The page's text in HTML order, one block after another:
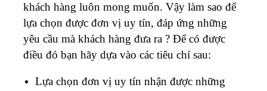
khách hàng luôn mong muốn. Vậy làm sao để
lựa chọn được đơn vị uy tín, đáp ứng những
yêu cầu mà khách hàng đưa ra ? Để có được
điều đó bạn hãy dựa vào các tiêu chí sau:
Lựa chọn đơn vị uy tín nhận được những